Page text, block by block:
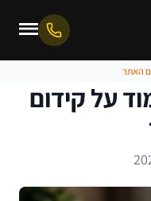
האתר
על קידום